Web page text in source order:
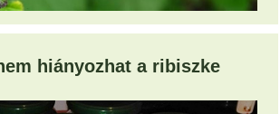
hiányozhat a ribiszke